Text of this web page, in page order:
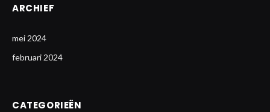
ARCHIEF
mei 2024
februari 2024
CATEGORIEËN